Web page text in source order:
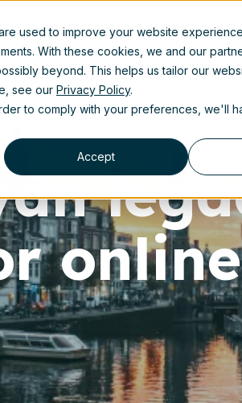
used to improve your website
With these cookies, we and our
beyond. This helps us tailor our
see our Privacy Policy.
to comply with your preferences, we'll
Accept
Resources